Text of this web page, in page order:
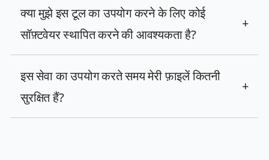
क्या मुझे इस टूल का उपयोग करने के लिए कोई
सॉफ़्टवेयर स्थापित करने की आवश्यकता है?
+
इस सेवा का उपयोग करते समय मेरी फ़ाइलें कितनी
सुरक्षित हैं?
+